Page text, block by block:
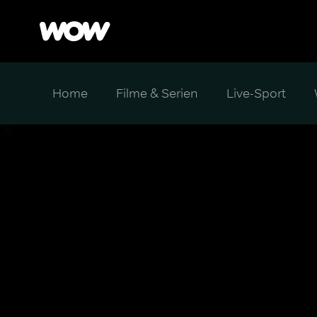
Home Filme & Serien Live-Sport